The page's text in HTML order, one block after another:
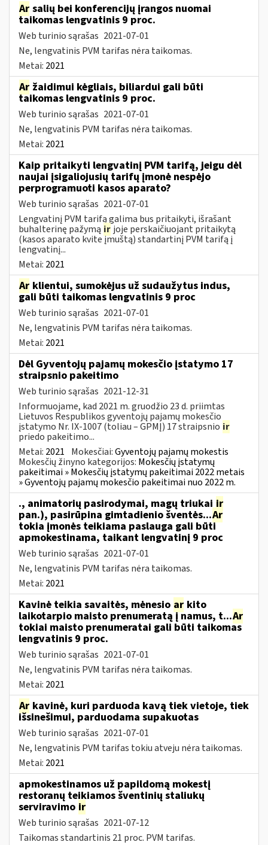
Ar salių bei konferencijų įrangos nuomai
taikomas lengvatinis 9 proc.
Web turinio sąrašas 2021-07-01
Ne, lengvatinis PVM tarifas nėra taikomas.
Metai: 2021
Ar žaidimui kėgliais, biliardui gali būti
taikomas lengvatinis 9 proc.
Web turinio sąrašas 2021-07-01
Ne, lengvatinis PVM tarifas nėra taikomas.
Metai: 2021
Kaip pritaikyti lengvatinį PVM tarifą, jeigu dėl
naujai įsigaliojusių tarifų įmonė nespėjo
perprogramuoti kasos aparato?
Web turinio sąrašas 2021-07-01
Lengvatinį PVM tarifą galima bus pritaikyti, išrašant
buhalterinę pažymą ir joje perskaičiuojant pritaikytą
(kasos aparato kvite įmuštą) standartinį PVM tarifą į
lengvatinį...
Metai: 2021
Ar klientui, sumokėjus už sudaužytus indus,
gali būti taikomas lengvatinis 9 proc
Web turinio sąrašas 2021-07-01
Ne, lengvatinis PVM tarifas nėra taikomas.
Metai: 2021
Dėl Gyventojų pajamų mokesčio įstatymo 17
straipsnio pakeitimo
Web turinio sąrašas 2021-12-31
Informuojame, kad 2021 m. gruodžio 23 d. priimtas
Lietuvos Respublikos gyventojų pajamų mokesčio
įstatymo Nr. IX-1007 (toliau – GPMĮ) 17 straipsnio ir
priedo pakeitimo...
Metai: 2021 Mokesčiai:Gyventojų pajamų mokestis
Mokesčių žinyno kategorijos: Mokesčių įstatymų
pakeitimai » Mokesčių įstatymų pakeitimai 2022 metais
» Gyventojų pajamų mokesčio pakeitimai nuo 2022 m.
., animatorių pasirodymai, magų triukai ir
pan.), pasirūpina gimtadienio šventės...Ar
tokia įmonės teikiama paslauga gali būti
apmokestinama, taikant lengvatinį 9 proc
Web turinio sąrašas 2021-07-01
Ne, lengvatinis PVM tarifas nėra taikomas.
Metai: 2021
Kavinė teikia savaitės, mėnesio ar kito
laikotarpio maisto prenumeratą į namus, t...Ar
tokiai maisto prenumeratai gali būti taikomas
lengvatinis 9 proc.
Web turinio sąrašas 2021-07-01
Ne, lengvatinis PVM tarifas nėra taikomas.
Metai: 2021
Ar kavinė, kuri parduoda kavą tiek vietoje, tiek
išsinešimui, parduodama supakuotas
Web turinio sąrašas 2021-07-01
Ne, lengvatinis PVM tarifas tokiu atveju nėra taikomas.
Metai: 2021
apmokestinamos už papildomą mokestį
restoranų teikiamos šventinių staliukų
serviravimo ir
Web turinio sąrašas 2021-07-12
Taikomas standartinis 21 proc. PVM tarifas.